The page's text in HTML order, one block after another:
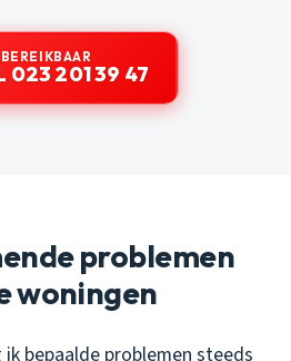
023 201 39 47
problemen
woningen
bepaalde problemen steeds